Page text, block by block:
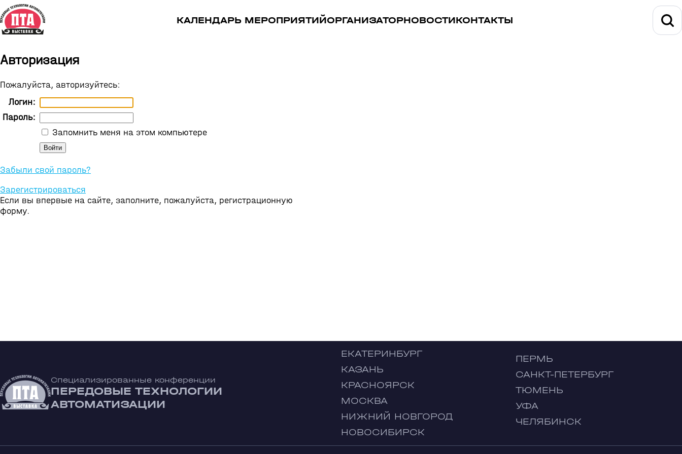
КАЛЕНДАРЬ МЕРОПРИЯТИЙОРГАНИЗАТОРНОВОСТИКОНТАКТЫ
Авторизация
Пожалуйста, авторизуйтесь:
Логин:
Пароль:
Запомнить меня на этом компьютере
Забыли свой пароль?
Зарегистрироваться
Если вы впервые на сайте, заполните, пожалуйста, регистрационную
форму.
Специализированные конференции
ПЕРЕДОВЫЕ ТЕХНОЛОГИИ
АВТОМАТИЗАЦИИ
ЕКАТЕРИНБУРГ
КАЗАНЬ
КРАСНОЯРСК
МОСКВА
НИЖНИЙ НОВГОРОД
НОВОСИБИРСК
ПЕРМЬ
САНКТ-ПЕТЕРБУРГ
ТЮМЕНЬ
УФА
ЧЕЛЯБИНСК